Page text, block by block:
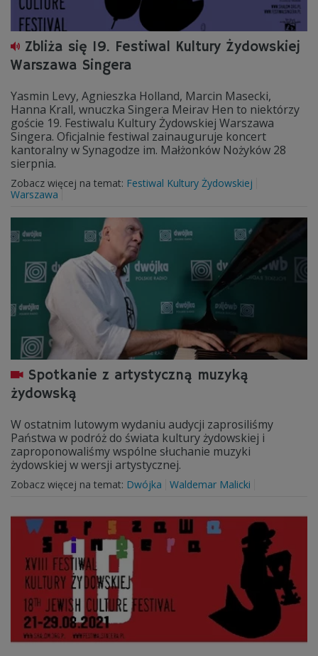
Zbliża się 19. Festiwal Kultury Żydowskiej
Warszawa Singera
Yasmin Levy, Agnieszka Holland, Marcin Masecki,
Hanna Krall, wnuczka Singera Meirav Hen to niektórzy
goście 19. Festiwalu Kultury Żydowskiej Warszawa
Singera. Oficjalnie festiwal zainauguruje koncert
kantoralny w Synagodze im. Małżonków Nożyków 28
sierpnia.
Zobacz więcej na temat: Festiwal Kultury Żydowskiej
Warszawa
Spotkanie z artystyczną muzyką
żydowską
W ostatnim lutowym wydaniu audycji zaprosiliśmy
Państwa w podróż do świata kultury żydowskiej i
zaproponowaliśmy wspólne słuchanie muzyki
żydowskiej w wersji artystycznej.
Zobacz więcej na temat: Dwójka Waldemar Malicki